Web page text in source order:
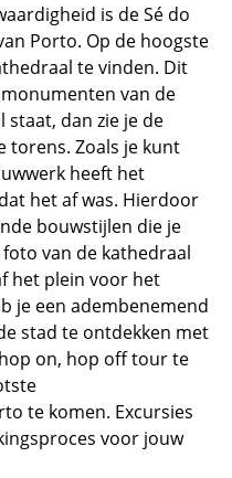
is de Sé do
Porto. Op de hoogste
te vinden. Dit
van de
staat, dan zie je de
torens. Zoals je kunt
heeft het
het af was. Hierdoor
bouwstijlen die je
van de kathedraal
het plein voor het
je een adembenemend
stad te ontdekken met
on, hop off tour te
te komen. Excursies
voor jouw